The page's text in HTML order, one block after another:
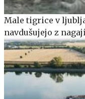
Male tigrice v
navdušujejo z